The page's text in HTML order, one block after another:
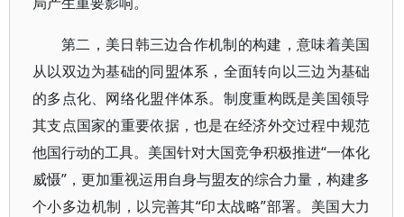
第二，美日韩三边合作机制的构建，意味着美国
从以双边为基础的同盟体系，全面转向以三边为基础
的多点化、网络化盟伴体系。制度重构既是美国领导
其支点国家的重要依据，也是在经济外交过程中规范
他国行动的工具。美国针对大国竞争积极推进“一体化
威慑”，更加重视运用自身与盟友的综合力量，构建多
个小多边机制，以完善其“印太战略”部署。美国大力